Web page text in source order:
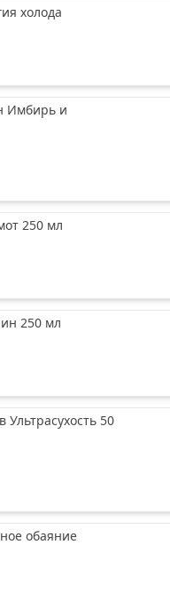
холода
Имбирь и
250 мл
250 мл
50
обаяние